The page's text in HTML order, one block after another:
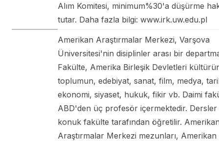
Alım Komitesi, minimum%30'a düşürme
tutar. Daha fazla bilgi: www.irk.uw.edu.pl
Amerikan Araştırmalar Merkezi, Varşova
Üniversitesi'nin disiplinler arası bir
Fakülte, Amerika Birleşik Devletleri
toplumun, edebiyat, sanat, film, medya,
ekonomi, siyaset, hukuk, fikir vb. Daimi
ABD'den üç profesör içermektedir. Dersler
konuk fakülte tarafından öğretilir.
Araştırmalar Merkezi mezunları,